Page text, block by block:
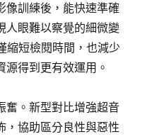
像訓練後，能快速準確
人眼難以察覺的細微變
縮短檢閱時間，也減少
得到更有效運用。
奮。新型對比增強超音
，協助區分良性與惡性